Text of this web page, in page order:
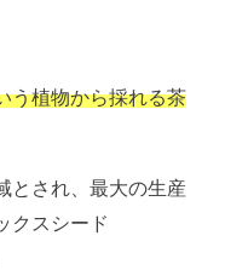
う植物から採れる茶
とされ、最大の生産
クスシード